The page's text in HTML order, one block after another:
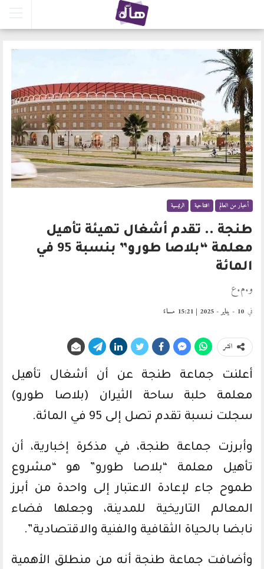
أخبار من العالم افتتاحية الرئيسية
طنجة .. تقدم أشغال تهيئة تأهيل
معلمة “بلاصا طورو” بنسبة 95 في
المائة
و.م.ع
في 10 - يناير - 2025 | 15:21 مساءً
انشر
أعلنت جماعة طنجة عن أن أشغال تأهيل
معلمة حلبة ساحة الثيران (بلاصا طورو)
سجلت نسبة تقدم تصل إلى 95 في المائة.
وأبرزت جماعة طنجة، في مذكرة إخبارية، أن
تأهيل معلمة “بلاصا طورو” هو “مشروع
طموح جاء لإعادة الاعتبار إلى واحدة من أبرز
المعالم التاريخية للمدينة، وجعلها فضاء
نابضا بالحياة الثقافية والفنية والاقتصادية”.
وأضافت جماعة طنجة أنه من منطلق الأهمية